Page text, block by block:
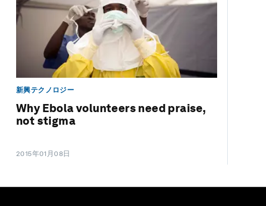
新興テクノロジー
Why Ebola volunteers need praise,
not stigma
2015年01月08日